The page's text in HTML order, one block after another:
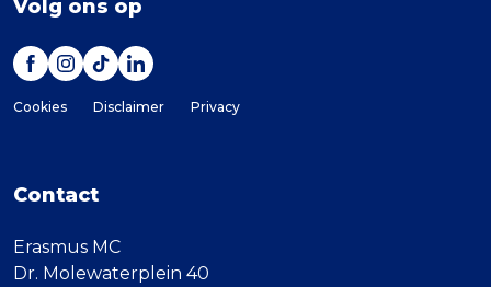
Volg ons op
Cookies Disclaimer Privacy
Contact
Erasmus MC
Dr. Molewaterplein 40